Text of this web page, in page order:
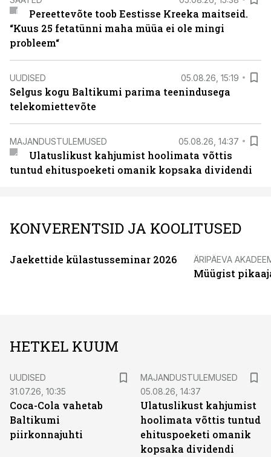
Pereettevõte toob Eestisse Kreeka maitseid.
“Kuus 25 fetatünni maha müüa ei ole mingi
probleem“
UUDISED 05.08.26, 15:19
Selgus kogu Baltikumi parima teenindusega
telekomiettevõte
MAJANDUSTULEMUSED 05.08.26, 14:37
Ulatuslikust kahjumist hoolimata võttis
tuntud ehituspoeketi omanik kopsaka dividendi
KONVERENTSID JA KOOLITUSED
Jaekettide külastusseminar 2026 ÄRIPÄEVA
Müügist
HETKEL KUUM
UUDISED
31.07.26, 10:35
Coca-Cola vahetab
Baltikumi
piirkonnajuhti
MAJANDUSTULEMUSED
05.08.26, 14:37
Ulatuslikust kahjumist
hoolimata võttis tuntud
ehituspoeketi omanik
kopsaka dividendi